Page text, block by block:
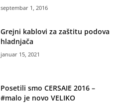
septembar 1, 2016
Grejni kablovi za zaštitu podova
hladnjača
januar 15, 2021
Posetili smo CERSAIE 2016 –
#malo je novo VELIKO